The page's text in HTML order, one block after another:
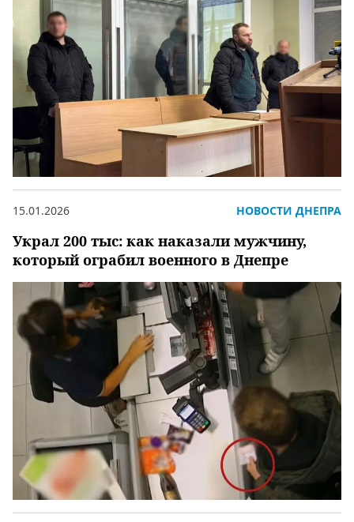
Украл 200 тыс: как наказали мужчину,
который ограбил военного в Днепре
15.01.2026 НОВОСТИ ДНЕПРА